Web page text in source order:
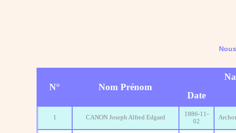
N° Nom Prénom
Date
1 CANON Joseph Alfred Edgard
1886-11-
02